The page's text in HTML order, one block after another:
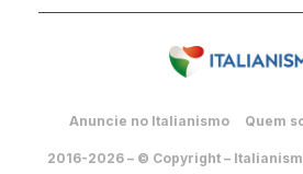
Anuncie no Italianismo Quem
2016-2026 – © Copyright –